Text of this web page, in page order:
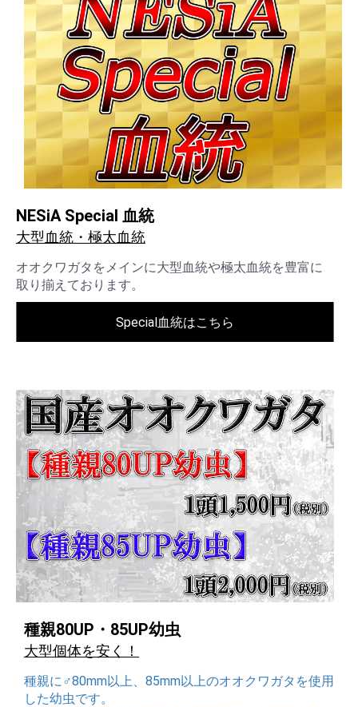
NESiA Special 血統
大型血統・極太血統
オオクワガタをメインに大型血統や極太血統を豊富に
取り揃えております。
Special血統はこちら
種親80UP・85UP幼虫
大型個体を安く！
種親に♂80mm以上、85mm以上のオオクワガタを使用
した幼虫です。